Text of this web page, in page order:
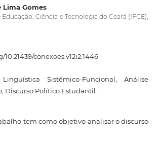
Lima Gomes
Ciência e Tecnologia do Ceará (IFCE),
conexoes.v12i2.1446
Linguística Sistêmico-Funcional, Análise
Discurso Político Estudantil.
tem como objetivo analisar o discurso